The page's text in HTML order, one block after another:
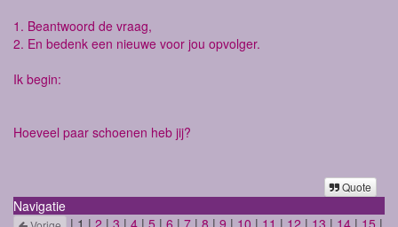
1. Beantwoord de vraag,
2. En bedenk een nieuwe voor jou opvolger.
Ik begin:
Hoeveel paar schoenen heb jij?
Quote
Navigatie
| 1 | 2 | 3 | 4 | 5 | 6 | 7 | 8 | 9 | 10 | 11 | 12 | 13 | 14 | 15 |